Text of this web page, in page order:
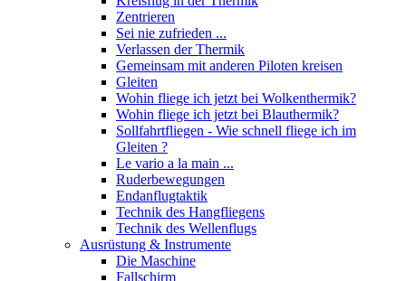
Zentrieren
Sei nie zufrieden ...
Verlassen der Thermik
Gemeinsam mit anderen Piloten kreisen
Gleiten
Wohin fliege ich jetzt bei Wolkenthermik?
Wohin fliege ich jetzt bei Blauthermik?
Sollfahrtfliegen - Wie schnell fliege ich im
Gleiten ?
Le vario a la main ...
Ruderbewegungen
Endanflugtaktik
Technik des Hangfliegens
Technik des Wellenflugs
Ausrüstung & Instrumente
Die Maschine
Fallschirm